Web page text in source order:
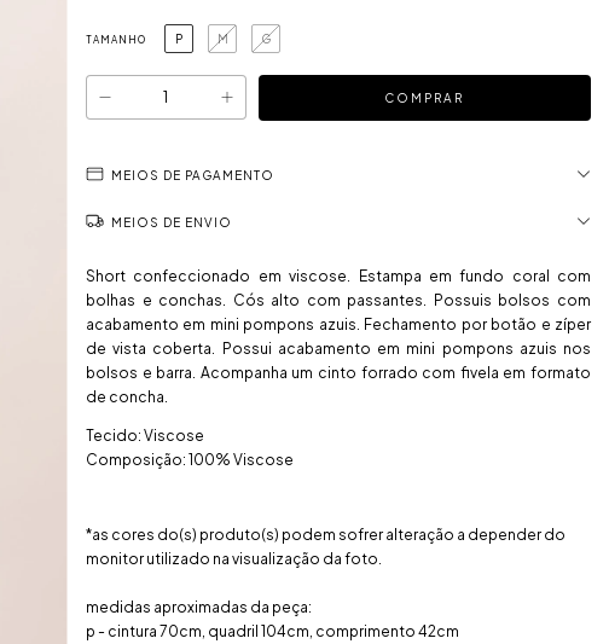
TAMANHO P M G
MEIOS DE PAGAMENTO
MEIOS DE ENVIO
Short confeccionado em viscose. Estampa em fundo coral com
bolhas e conchas. Cós alto com passantes. Possuis bolsos com
acabamento em mini pompons azuis. Fechamento por botão e zíper
de vista coberta. Possui acabamento em mini pompons azuis nos
bolsos e barra. Acompanha um cinto forrado com fivela em formato
de concha.
Tecido: Viscose
Composição: 100% Viscose
*as cores do(s) produto(s) podem sofrer alteração a depender do
monitor utilizado na visualização da foto.
medidas aproximadas da peça:
p - cintura 70cm, quadril 104cm, comprimento 42cm